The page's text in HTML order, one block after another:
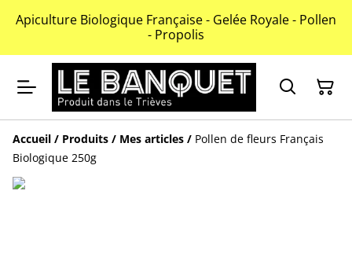
Apiculture Biologique Française - Gelée Royale - Pollen
- Propolis
Accueil / Produits / Mes articles / Pollen de fleurs Français
Biologique 250g